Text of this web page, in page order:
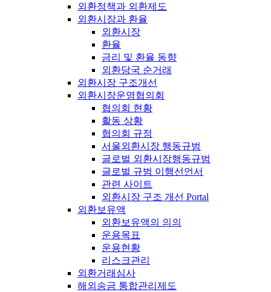
외환정책과 외환제도
외환시장과 환율
외환시장
환율
금리 및 환율 동향
외환당국 순거래
외환시장 구조개선
외환시장운영협의회
협의회 현황
활동 상황
협의회 규정
서울외환시장 행동규범
글로벌 외환시장행동규범
글로벌 규범 이행선언서
관련 사이트
외환시장 구조 개선 Portal
외환보유액
외환보유액의 의의
운용목표
운용현황
리스크관리
외환거래심사
해외송금 통합관리제도